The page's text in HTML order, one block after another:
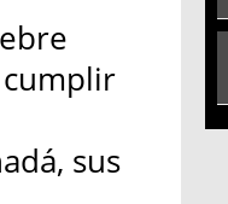
sus